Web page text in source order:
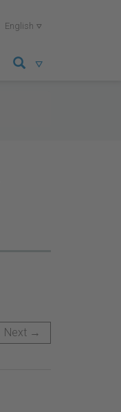
English 

Next →